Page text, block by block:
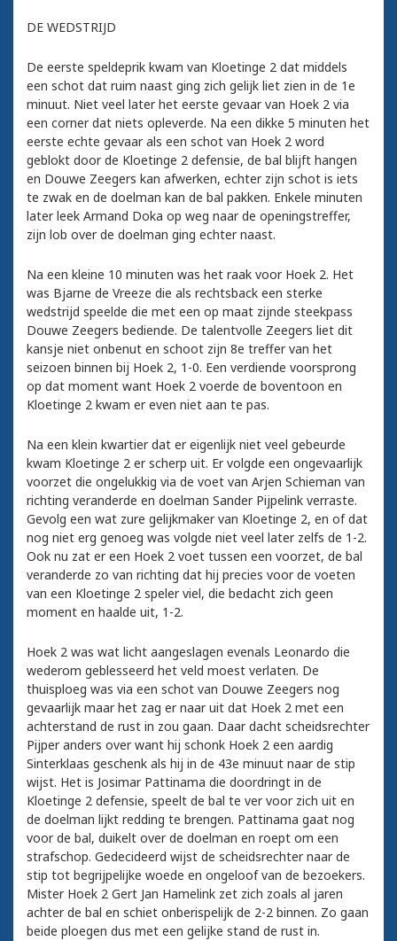
DE WEDSTRIJD
De eerste speldeprik kwam van Kloetinge 2 dat middels
een schot dat ruim naast ging zich gelijk liet zien in de 1e
minuut. Niet veel later het eerste gevaar van Hoek 2 via
een corner dat niets opleverde. Na een dikke 5 minuten het
eerste echte gevaar als een schot van Hoek 2 word
geblokt door de Kloetinge 2 defensie, de bal blijft hangen
en Douwe Zeegers kan afwerken, echter zijn schot is iets
te zwak en de doelman kan de bal pakken. Enkele minuten
later leek Armand Doka op weg naar de openingstreffer,
zijn lob over de doelman ging echter naast.
Na een kleine 10 minuten was het raak voor Hoek 2. Het
was Bjarne de Vreeze die als rechtsback een sterke
wedstrijd speelde die met een op maat zijnde steekpass
Douwe Zeegers bediende. De talentvolle Zeegers liet dit
kansje niet onbenut en schoot zijn 8e treffer van het
seizoen binnen bij Hoek 2, 1-0. Een verdiende voorsprong
op dat moment want Hoek 2 voerde de boventoon en
Kloetinge 2 kwam er even niet aan te pas.
Na een klein kwartier dat er eigenlijk niet veel gebeurde
kwam Kloetinge 2 er scherp uit. Er volgde een ongevaarlijk
voorzet die ongelukkig via de voet van Arjen Schieman van
richting veranderde en doelman Sander Pijpelink verraste.
Gevolg een wat zure gelijkmaker van Kloetinge 2, en of dat
nog niet erg genoeg was volgde niet veel later zelfs de 1-2.
Ook nu zat er een Hoek 2 voet tussen een voorzet, de bal
veranderde zo van richting dat hij precies voor de voeten
van een Kloetinge 2 speler viel, die bedacht zich geen
moment en haalde uit, 1-2.
Hoek 2 was wat licht aangeslagen evenals Leonardo die
wederom geblesseerd het veld moest verlaten. De
thuisploeg was via een schot van Douwe Zeegers nog
gevaarlijk maar het zag er naar uit dat Hoek 2 met een
achterstand de rust in zou gaan. Daar dacht scheidsrechter
Pijper anders over want hij schonk Hoek 2 een aardig
Sinterklaas geschenk als hij in de 43e minuut naar de stip
wijst. Het is Josimar Pattinama die doordringt in de
Kloetinge 2 defensie, speelt de bal te ver voor zich uit en
de doelman lijkt redding te brengen. Pattinama gaat nog
voor de bal, duikelt over de doelman en roept om een
strafschop. Gedecideerd wijst de scheidsrechter naar de
stip tot begrijpelijke woede en ongeloof van de bezoekers.
Mister Hoek 2 Gert Jan Hamelink zet zich zoals al jaren
achter de bal en schiet onberispelijk de 2-2 binnen. Zo gaan
beide ploegen dus met een gelijke stand de rust in.